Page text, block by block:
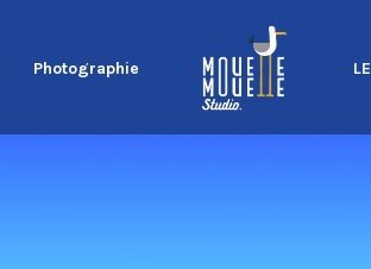
Photographie